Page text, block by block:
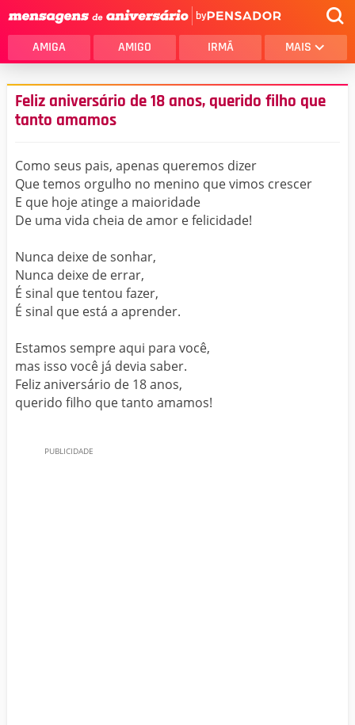
by
AMIGA AMIGO IRMÃ MAIS
Feliz aniversário de 18 anos, querido filho que
tanto amamos
Como seus pais, apenas queremos dizer
Que temos orgulho no menino que vimos crescer
E que hoje atinge a maioridade
De uma vida cheia de amor e felicidade!
Nunca deixe de sonhar,
Nunca deixe de errar,
É sinal que tentou fazer,
É sinal que está a aprender.
Estamos sempre aqui para você,
mas isso você já devia saber.
Feliz aniversário de 18 anos,
querido filho que tanto amamos!